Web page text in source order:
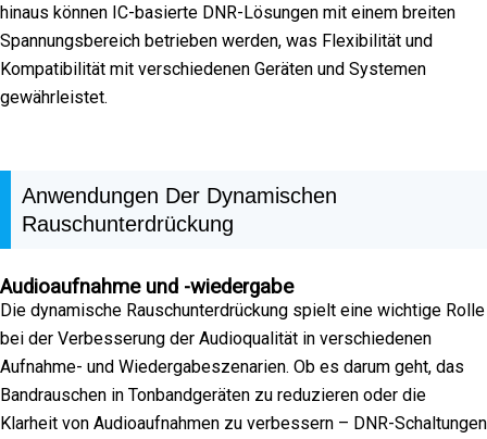
hinaus können IC-basierte DNR-Lösungen mit einem breiten
Spannungsbereich betrieben werden, was Flexibilität und
Kompatibilität mit verschiedenen Geräten und Systemen
gewährleistet.
Anwendungen Der Dynamischen
Rauschunterdrückung
Audioaufnahme und -wiedergabe
Die dynamische Rauschunterdrückung spielt eine wichtige Rolle
bei der Verbesserung der Audioqualität in verschiedenen
Aufnahme- und Wiedergabeszenarien. Ob es darum geht, das
Bandrauschen in Tonbandgeräten zu reduzieren oder die
Klarheit von Audioaufnahmen zu verbessern – DNR-Schaltungen